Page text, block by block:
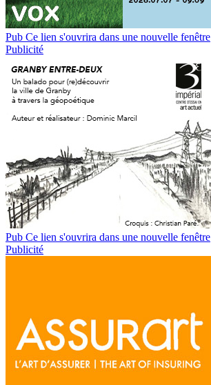
Pub Ce lien s'ouvrira dans une nouvelle fenêtre
Publicité
Pub Ce lien s'ouvrira dans une nouvelle fenêtre
Publicité